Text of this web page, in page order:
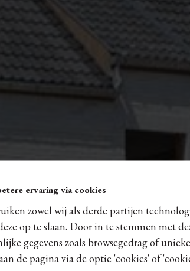
ervaring via cookies
zowel wij als derde partijen
op te slaan. Door in te stemmen met
gegevens zoals browsegedrag of
de pagina via de optie 'cookies' of